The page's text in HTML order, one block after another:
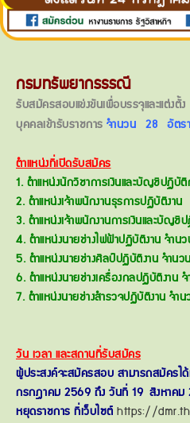
กรมทรัพยากรธรณี
รับสมัครสอบแข่งขันเพื่อบรรจุและแต่งตั้ง
บุคคลเข้ารับราชการ จำนวน 28 อัตรา
ตำแหน่งที่เปิดรับสมัคร
1. ตำแหน่งนักวิชาการเงินและบัญชีปฏิบั
2. ตำแหน่งเจ้าพนักงานธุรการปฏิบัติง
3. ตำแหน่งเจ้าพนักงานการเงินและบัญ
4. ตำแหน่งนายช่างไฟฟ้าปฏิบัติงาน จำน
5. ตำแหน่งนายช่างศิลป์ปฏิบัติงาน จำนว
6. ตำแหน่งนายช่างเครื่องกลปฏิบัติงาน
7. ตำแหน่งนายช่างสำรวจปฏิบัติงาน จำ
วัน เวลา และสถานที่รับสมัคร
ผู้ประสงค์จะสมัครสอบ สามารถสมัครไ
กรกฎาคม 2569 ถึง วันที่ 19 สิงหาคม
หยุดราชการ ที่เว็บไซต์ https://